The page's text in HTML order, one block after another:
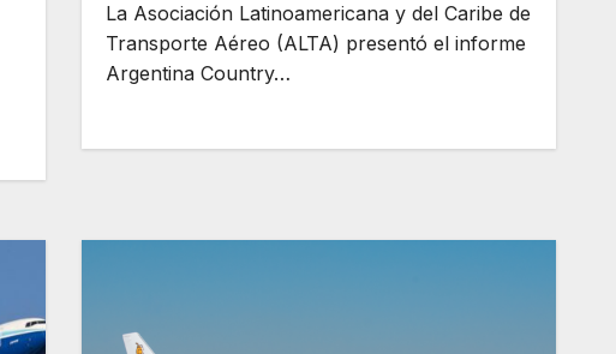
La Asociación Latinoamericana y del Caribe de
Transporte Aéreo (ALTA) presentó el informe
Argentina Country…